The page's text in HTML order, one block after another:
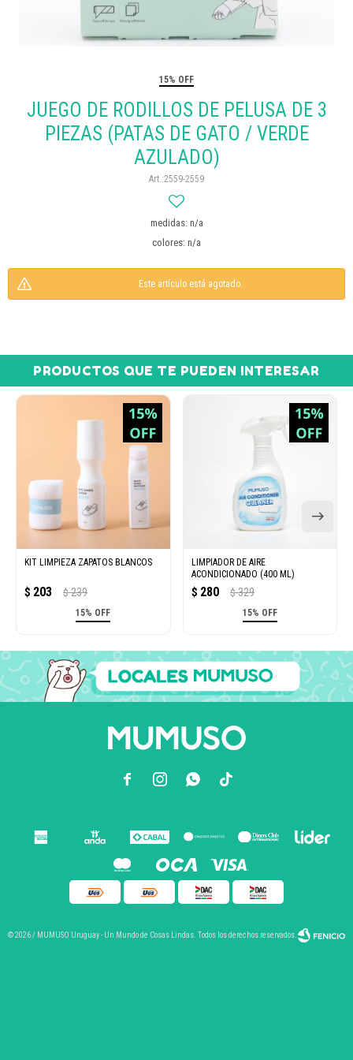
15% OFF
JUEGO DE RODILLOS DE PELUSA DE 3
PIEZAS (PATAS DE GATO / VERDE
AZULADO)
2559-2559
medidas: n/a
colores: n/a
Este artículo está agotado.
PRODUCTOS QUE TE PUEDEN INTERESAR
KIT LIMPIEZA ZAPATOS BLANCOS
$ 203 $ 239
15% OFF
LIMPIADOR DE AIRE
ACONDICIONADO (400 ML)
$ 280 $ 329
15% OFF
  
© 2026 / MUMUSO Uruguay - Un Mundo de Cosas Lindas. Todos los derechos reservados.